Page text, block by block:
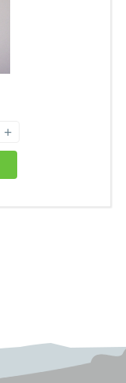
+